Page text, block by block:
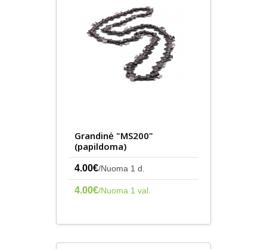
Grandinė "MS200"
(papildoma)
4.00€/Nuoma 1 d.
4.00€/Nuoma 1 val.